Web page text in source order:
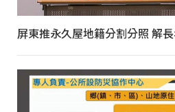
屏東推永久屋地籍分割分照 解